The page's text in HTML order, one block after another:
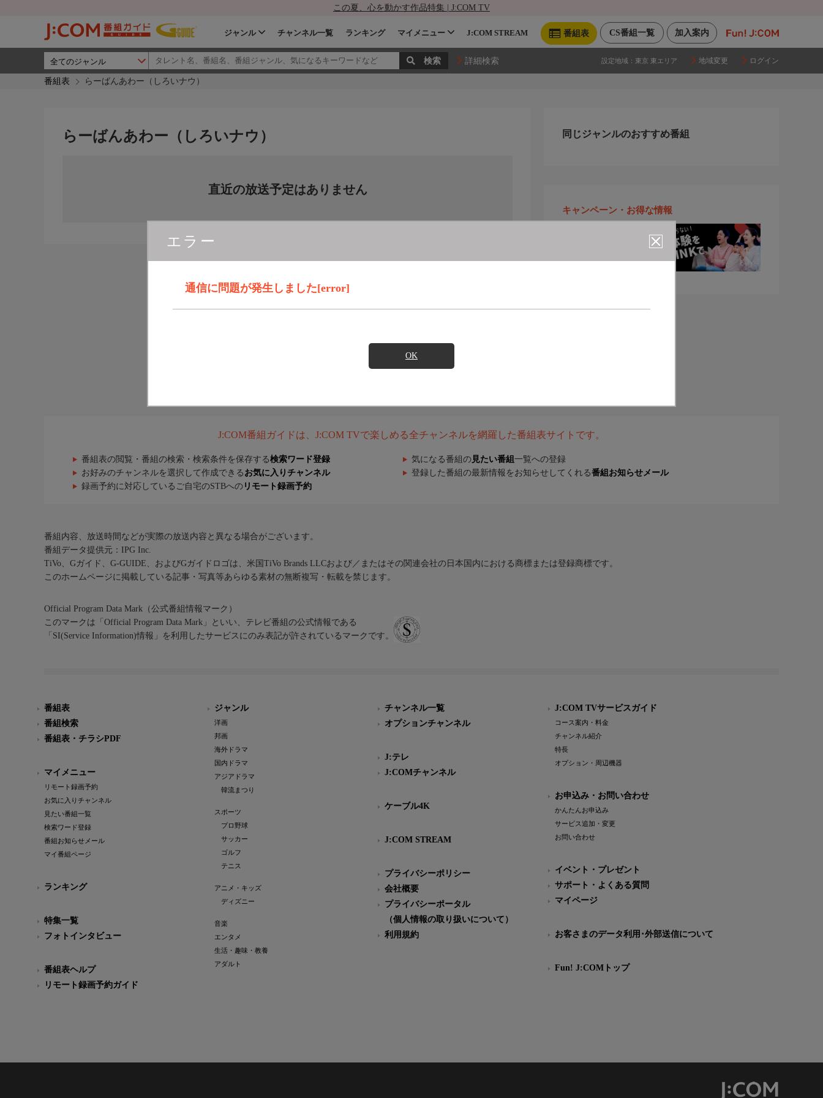
この夏、心を動かす作品特集 | J:COM TV
加入案内
CS番組一覧
番組表
ジャンル チャンネル一覧 ランキング マイメニュー J:COM STREAM
詳細検索 設定地域： 東京 東エリア 地域変更 ログイン
番組表 らーばんあわー（しろいナウ）
エラー
通信に問題が発生しました[error]
OK
らーばんあわー（しろいナウ）
直近の放送予定はありません
同じジャンルのおすすめ番組
キャンペーン・お得な情報
J:COM番組ガイドは、J:COM TVで楽しめる全チャンネルを網羅した番組表サイトです。
番組表の閲覧・番組の検索・検索条件を保存する検索ワード登録 気になる番組の 見たい番組 一覧への登録
お好みのチャンネルを選択して作成できる お気に入りチャンネル 登録した番組の最新情報をお知らせしてくれる番組お知らせメール
録画予約に対応しているご自宅のSTBへの リモート録画予約
番組内容、放送時間などが実際の放送内容と異なる場合がございます。
番組データ提供元：IPG Inc.
TiVo、Gガイド、G-GUIDE、およびGガイドロゴは、米国TiVo Brands LLCおよび／またはその関連会社の日本国内における商標または登録商標です。
このホームページに掲載している記事・写真等あらゆる素材の無断複写・転載を禁じます。
Official Program Data Mark（公式番組情報マーク）
このマークは「Official Program Data Mark」といい、テレビ番組の公式情報である
「SI(Service Information)情報」を利用したサービスにのみ表記が許されているマークです。
番組表
番組検索
番組表・チラシPDF
マイメニュー
リモート録画予約
お気に入りチャンネル
見たい番組一覧
検索ワード登録
番組お知らせメール
マイ番組ページ
ランキング
特集一覧
フォトインタビュー
番組表ヘルプ
リモート録画予約ガイド
ジャンル
洋画
邦画
海外ドラマ
国内ドラマ
アジアドラマ
韓流まつり
スポーツ
プロ野球
サッカー
ゴルフ
テニス
アニメ・キッズ
ディズニー
音楽
エンタメ
生活・趣味・教養
アダルト
チャンネル一覧
オプションチャンネル
J:テレ
J:COMチャンネル
ケーブル4K
J:COM STREAM
プライバシーポリシー
会社概要
プライバシーポータル
（個人情報の取り扱いについて）
利用規約
J:COM TVサービスガイド
コース案内・料金
チャンネル紹介
特長
オプション・周辺機器
お申込み・お問い合わせ
かんたんお申込み
サービス追加・変更
お問い合わせ
イベント・プレゼント
サポート・よくある質問
マイページ
お客さまのデータ利用･外部送信について
Fun! J:COMトップ